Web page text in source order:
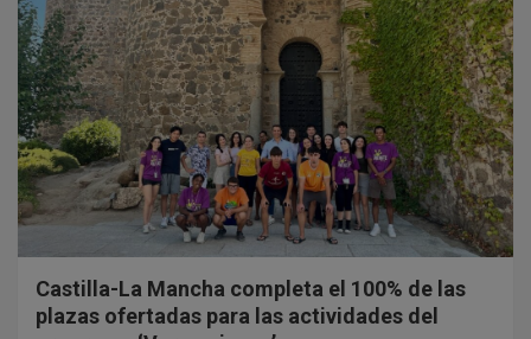
Castilla-La Mancha completa el 100% de las
plazas ofertadas para las actividades del